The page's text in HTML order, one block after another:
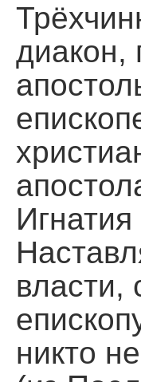
диакон,
власти,
никто